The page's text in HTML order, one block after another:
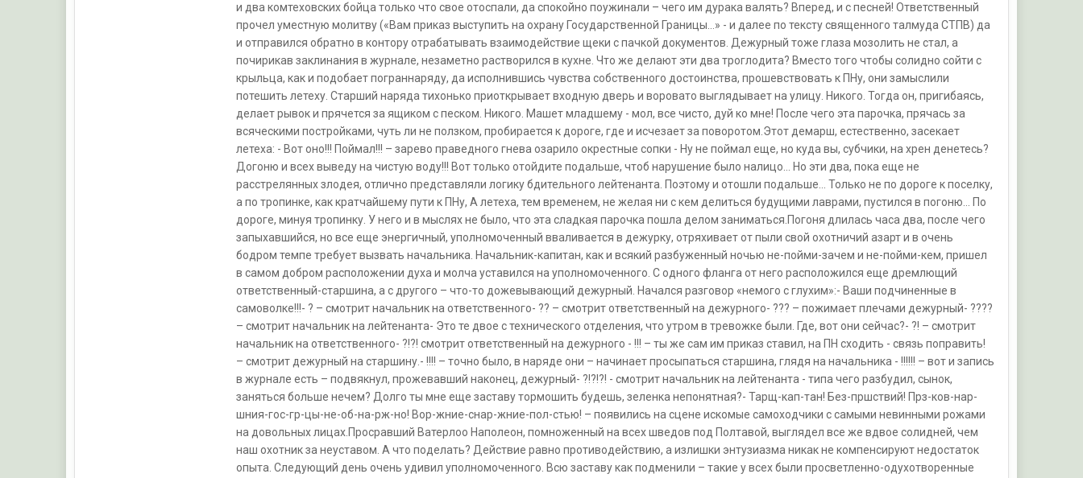
и два комтеховских бойца только что свое отоспали, да спокойно поужинали – чего им дурака валять? Вперед, и с песней! Ответственный
прочел уместную молитву («Вам приказ выступить на охрану Государственной Границы…» - и далее по тексту священного талмуда СТПВ) да
и отправился обратно в контору отрабатывать взаимодействие щеки с пачкой документов. Дежурный тоже глаза мозолить не стал, а
почирикав заклинания в журнале, незаметно растворился в кухне. Что же делают эти два троглодита? Вместо того чтобы солидно сойти с
крыльца, как и подобает пограннаряду, да исполнившись чувства собственного достоинства, прошевствовать к ПНу, они замыслили
потешить летеху. Старший наряда тихонько приоткрывает входную дверь и воровато выглядывает на улицу. Никого. Тогда он, пригибаясь,
делает рывок и прячется за ящиком с песком. Никого. Машет младшему - мол, все чисто, дуй ко мне! После чего эта парочка, прячась за
всяческими постройками, чуть ли не ползком, пробирается к дороге, где и исчезает за поворотом.Этот демарш, естественно, засекает
летеха: - Вот оно!!! Поймал!!! – зарево праведного гнева озарило окрестные сопки - Ну не поймал еще, но куда вы, субчики, на хрен денетесь?
Догоню и всех выведу на чистую воду!!! Вот только отойдите подальше, чтоб нарушение было налицо… Но эти два, пока еще не
расстрелянных злодея, отлично представляли логику бдительного лейтенанта. Поэтому и отошли подальше… Только не по дороге к поселку,
а по тропинке, как кратчайшему пути к ПНу, А летеха, тем временем, не желая ни с кем делиться будущими лаврами, пустился в погоню… По
дороге, минуя тропинку. У него и в мыслях не было, что эта сладкая парочка пошла делом заниматься.Погоня длилась часа два, после чего
запыхавшийся, но все еще энергичный, уполномоченный вваливается в дежурку, отряхивает от пыли свой охотничий азарт и в очень
бодром темпе требует вызвать начальника. Начальник-капитан, как и всякий разбуженный ночью не-пойми-зачем и не-пойми-кем, пришел
в самом добром расположении духа и молча уставился на уполномоченного. С одного фланга от него расположился еще дремлющий
ответственный-старшина, а с другого – что-то дожевывающий дежурный. Начался разговор «немого с глухим»:- Ваши подчиненные в
самоволке!!!- ? – смотрит начальник на ответственного- ?? – смотрит ответственный на дежурного- ??? – пожимает плечами дежурный- ????
– смотрит начальник на лейтенанта- Это те двое с технического отделения, что утром в тревожке были. Где, вот они сейчас?- ?! – смотрит
начальник на ответственного- ?!?! смотрит ответственный на дежурного - !!! – ты же сам им приказ ставил, на ПН сходить - связь поправить!
– смотрит дежурный на старшину.- !!!! – точно было, в наряде они – начинает просыпаться старшина, глядя на начальника - !!!!!! – вот и запись
в журнале есть – подвякнул, прожевавший наконец, дежурный- ?!?!?! - смотрит начальник на лейтенанта - типа чего разбудил, сынок,
заняться больше нечем? Долго ты мне еще заставу тормошить будешь, зеленка непонятная?- Тарщ-кап-тан! Без-пршствий! Прз-ков-нар-
шния-гос-гр-цы-не-об-на-рж-но! Вор-жние-cнар-жние-пол-стью! – появились на сцене искомые самоходчики с самыми невинными рожами
на довольных лицах.Просравший Ватерлоо Наполеон, помноженный на всех шведов под Полтавой, выглядел все же вдвое солидней, чем
наш охотник за неуставом. А что поделать? Действие равно противодействию, а излишки энтузиазма никак не компенсируют недостаток
опыта. Следующий день очень удивил уполномоченного. Всю заставу как подменили – такие у всех были просветленно-одухотворенные